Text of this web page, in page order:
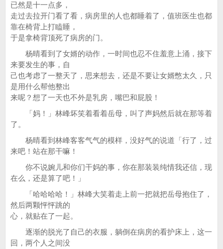
已然是十一点多，
走过去拉开门看了看，病房里的人也都睡着了，值班医生也都
靠在椅背上打瞌睡，
于是拿椅背顶死了病房的门。
杨晴看到了女婿的动作，一时间也忍不住羞意上涌，接下
来要发生的事，自
己也考虑了一整天了，思来想去，还是不要让女婿憋太久，只
是用什么帮他整出
来呢？想了一天也不外是乳房，嘴巴和屁股！
「妈！」林峰坏笑着看着岳母，叫了声妈然后就在那等着
了。
杨晴看到林峰客客气气的模样，没好气的说道「行了，过
来吧！站在那干嘛！
你不说婉儿和你们干妈的事，你在那装装纯情我还信，现
在么，还是算了吧！」
「哈哈哈哈！」林峰大笑着走上前一把就把岳母抱住了，
然后两颗怦怦跳的
心，就贴在了一起。
逐渐的脱光了自己的衣服，躺倒在病房的看护床上，这一
回，两个人之间没